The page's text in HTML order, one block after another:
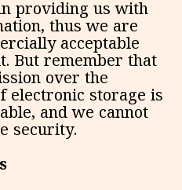
providing us with
thus we are
acceptable
But remember that
over the
electronic storage is
and we cannot
security.